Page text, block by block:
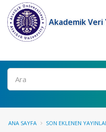
Akademik
Ara
ANA SAYFA SON EKLENEN